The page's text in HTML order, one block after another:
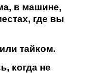
в машине,
где вы
тайком.
когда не